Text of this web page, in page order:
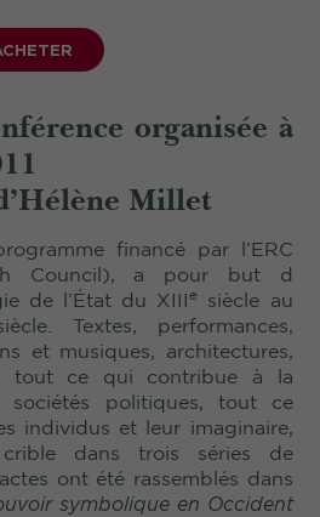
organisée à
Millet
financé par l’ERC
Council), a pour but d
de l’État du XIII e
siècle au
Textes, performances,
et musiques, architectures,
tout ce qui contribue à la
sociétés politiques, tout ce
individus et leur imaginaire,
dans trois séries de
ont été rassemblés dans
symbolique en Occident